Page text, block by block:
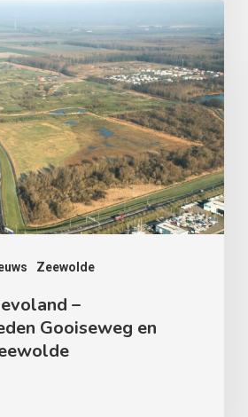
Zeewolde
–
Gooiseweg en